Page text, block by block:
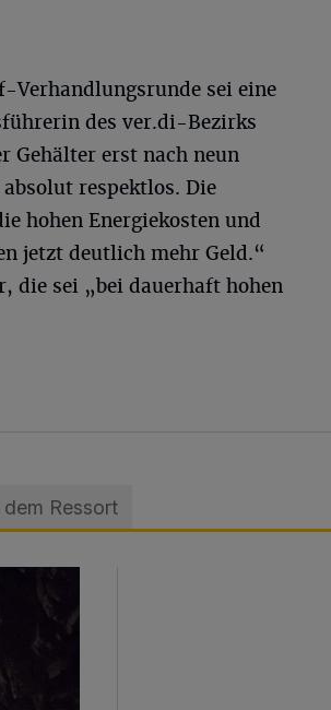
Verhandlungsrunde sei eine
des ver.di-Bezirks
Gehälter erst nach neun
respektlos. Die
hohen Energiekosten und
jetzt deutlich mehr Geld.“
die sei „bei dauerhaft hohen
dem Ressort